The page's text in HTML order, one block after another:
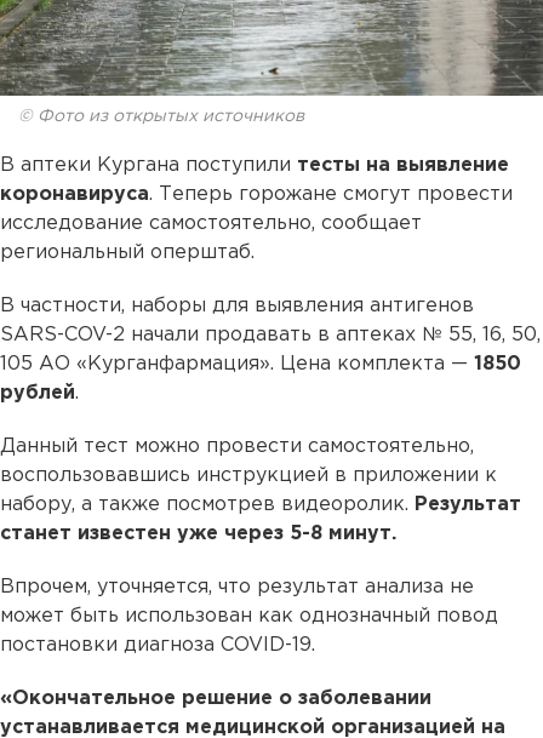
© Фото из открытых источников
В аптеки Кургана поступили тесты на выявление
коронавируса. Теперь горожане смогут провести
исследование самостоятельно, сообщает
региональный оперштаб.
В частности, наборы для выявления антигенов
SARS-COV-2 начали продавать в аптеках № 55, 16, 50,
105 АО «Курганфармация». Цена комплекта — 1850
рублей.
Данный тест можно провести самостоятельно,
воспользовавшись инструкцией в приложении к
набору, а также посмотрев видеоролик. Результат
станет известен уже через 5-8 минут.
Впрочем, уточняется, что результат анализа не
может быть использован как однозначный повод
постановки диагноза COVID-19.
«Окончательное решение о заболевании
устанавливается медицинской организацией на